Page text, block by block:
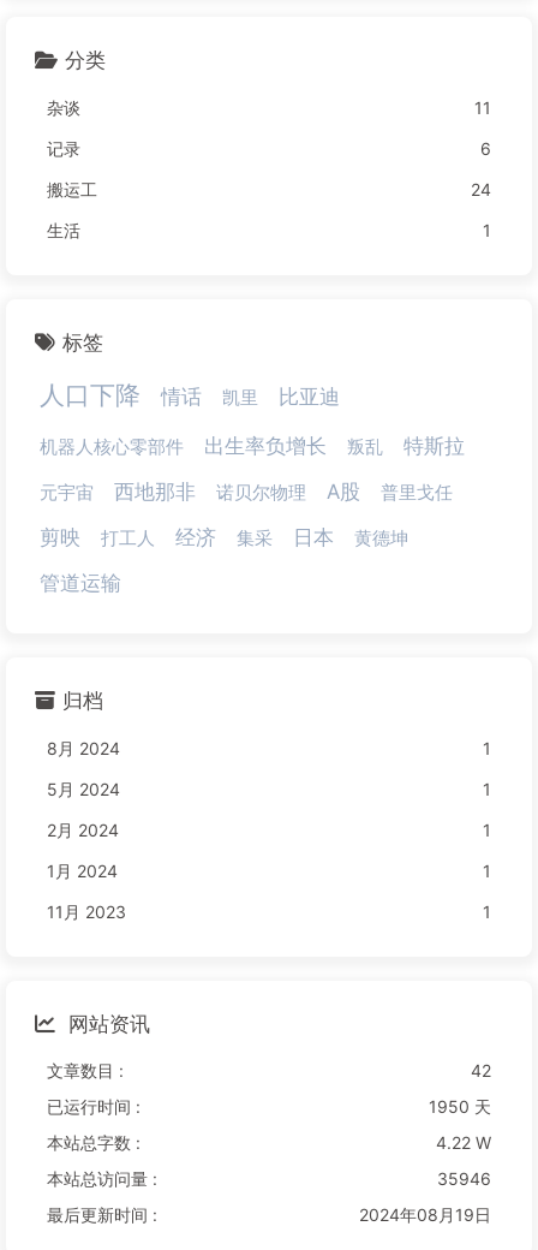
分类
杂谈
11
记录
6
搬运工
24
生活
1
标签
人口下降 情话 凯里 比亚迪
机器人核心零部件 出生率负增长 叛乱 特斯拉
元宇宙 西地那非 诺贝尔物理 A股 普里戈任
剪映 打工人 经济 集采 日本 黄德坤
管道运输
归档
8月 2024
1
5月 2024
1
2月 2024
1
1月 2024
1
11月 2023
1
网站资讯
文章数目 :
42
已运行时间 :
1950 天
本站总字数 :
4.22 W
本站总访问量 :
35946
最后更新时间 :
2024年08月19日